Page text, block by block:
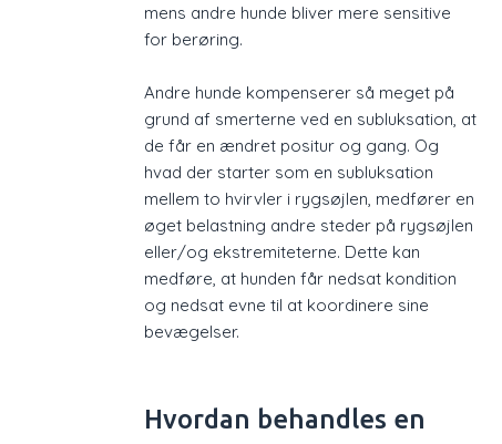
mens andre hunde bliver mere sensitive
for ​berøring.
Andre hunde kompenserer så meget på
grund af smerterne ved en subluksation, at
de får en ændret positur og gang. Og
hvad der starter som en subluksation
mellem to hvirvler i rygsøjlen, medfører en
øget belastning andre steder på rygsøjlen
eller/og ekstremiteterne. Dette kan
medføre, at hunden får nedsat kondition
og nedsat evne til at koordinere sine
bevægelser.
Hvordan behandles en